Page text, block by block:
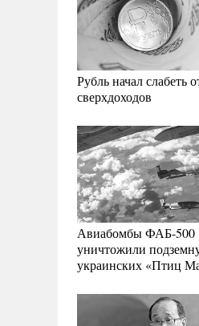
Рубль начал слабеть
сверхдоходов
Авиабомбы ФАБ-500
уничтожили
украинских «Птиц